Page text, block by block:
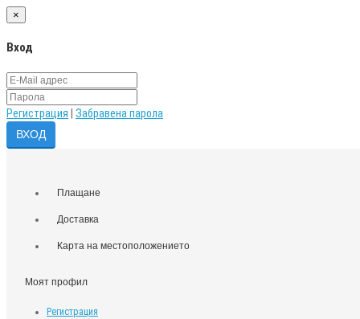
×
Вход
Регистрация Забравена парола
Плащане
Доставка
Карта на местоположението
Моят профил
Регистрация